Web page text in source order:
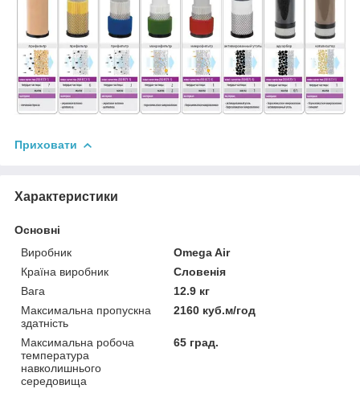
Приховати
Характеристики
Основні
Виробник
Omega Air
Країна виробник
Словенія
Вага
12.9 кг
Максимальна пропускна
здатність
2160 куб.м/год
Максимальна робоча
температура
навколишнього
середовища
65 град.